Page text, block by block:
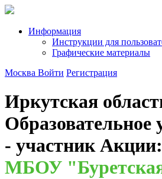
Информация
Инструкции для
Графические материалы
Москва Войти Регистрация
Иркутская
Образовательное
- участник Акции:
МБОУ